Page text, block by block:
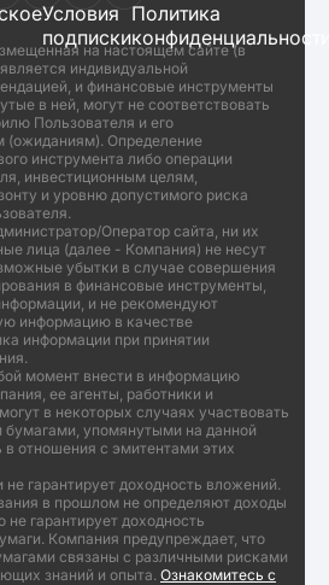
Условия
подписки
Политика
на настоящем сайте (в
индивидуальной
и финансовые инструменты
в ней, могут не соответствовать
Пользователя и его
(ожиданиям). Определение
инструмента либо операции
инвестиционным целям,
и уровню допустимого риска
Оператор сайта, ни их
лица (далее - Компания) не несут
убытки в случае совершения
в финансовые инструменты,
и не рекомендуют
информацию в качестве
информации при принятии
момент внести в информацию
ее агенты, работники и
в некоторых случаях участвовать
бумагами, упомянутыми на данной
в отношения с эмитентами этих
гарантирует доходность вложений.
в прошлом не определяют доходы
не гарантирует доходность
Компания предупреждает, что
связаны с различными рисками
знаний и опыта. Ознакомитесь с